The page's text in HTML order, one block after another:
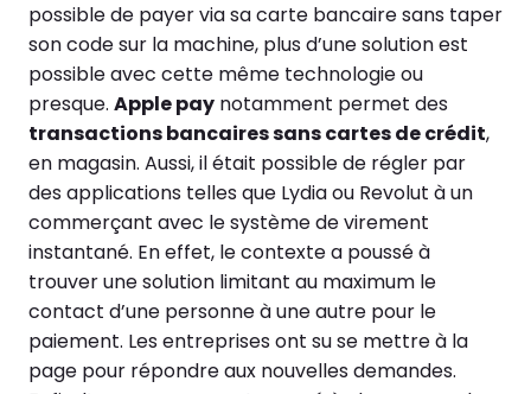
possible de payer via sa carte bancaire sans taper
son code sur la machine, plus d’une solution est
possible avec cette même technologie ou
presque. Apple pay notamment permet des
transactions bancaires sans cartes de crédit,
en magasin. Aussi, il était possible de régler par
des applications telles que Lydia ou Revolut à un
commerçant avec le système de virement
instantané. En effet, le contexte a poussé à
trouver une solution limitant au maximum le
contact d’une personne à une autre pour le
paiement. Les entreprises ont su se mettre à la
page pour répondre aux nouvelles demandes.